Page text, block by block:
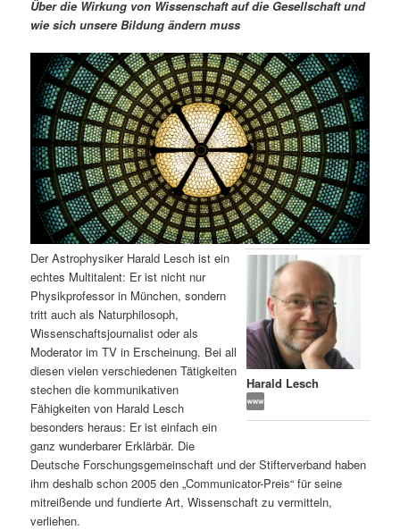
r
e
n
I
n
h
a
l
t
s
p
r
d
ä
r
e
n
I
n
h
a
l
t
s
n
a
a
t
i
o
n
Über die Wirkung von Wissenschaft auf die Gesellschaft und
wie sich unsere Bildung ändern muss
Harald Lesch
Der Astrophysiker Harald Lesch ist ein
echtes Multitalent: Er ist nicht nur
Physikprofessor in München, sondern
tritt auch als Naturphilosoph,
Wissenschaftsjournalist oder als
Moderator im TV in Erscheinung. Bei all
diesen vielen verschiedenen Tätigkeiten
stechen die kommunikativen
Fähigkeiten von Harald Lesch
besonders heraus: Er ist einfach ein
ganz wunderbarer Erklärbär. Die
Deutsche Forschungsgemeinschaft und der Stifterverband haben
ihm deshalb schon 2005 den „Communicator-Preis“ für seine
mitreißende und fundierte Art, Wissenschaft zu vermitteln,
verliehen.